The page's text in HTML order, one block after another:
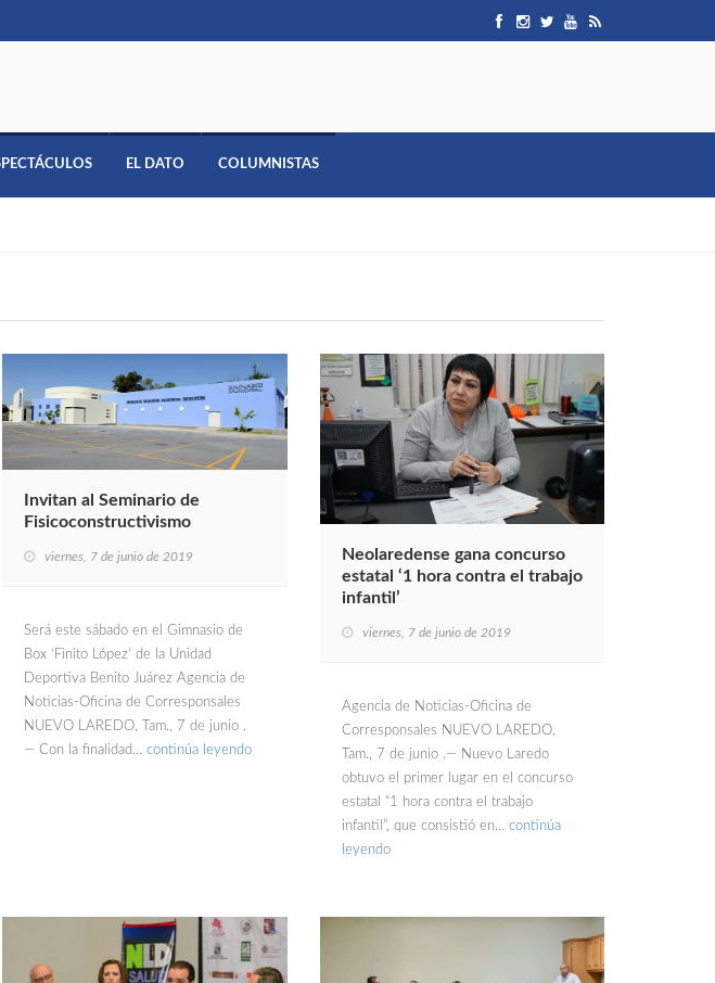
EL DATO COLUMNISTAS
Invitan al Seminario de
Fisicoconstructivismo
viernes, 7 de junio de 2019
Será este sábado en el Gimnasio de
Box ‘Finito López’ de la Unidad
Deportiva Benito Juárez Agencia de
Noticias-Oficina de Corresponsales
NUEVO LAREDO, Tam., 7 de junio .
— Con la finalidad… continúa leyendo
Neolaredense gana concurso
estatal ‘1 hora contra el trabajo
infantil’
viernes, 7 de junio de 2019
Agencia de Noticias-Oficina de
Corresponsales NUEVO LAREDO,
Tam., 7 de junio .— Nuevo Laredo
obtuvo el primer lugar en el concurso
estatal “1 hora contra el trabajo
infantil”, que consistió en… continúa
leyendo